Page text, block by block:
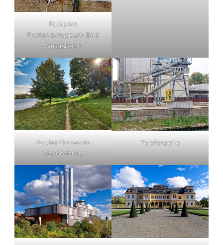
Falke im
Freilandmuseum Bad
Windsheim
An der Donau in
Regensburg
Telefonzelle